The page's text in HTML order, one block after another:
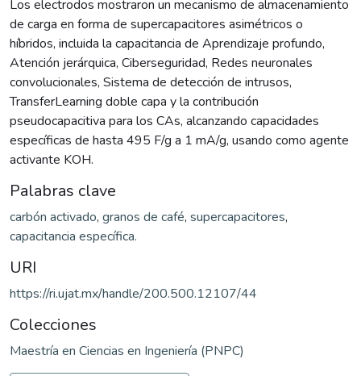
Los electrodos mostraron un mecanismo de almacenamiento
de carga en forma de supercapacitores asimétricos o
híbridos, incluida la capacitancia de Aprendizaje profundo,
Atención jerárquica, Ciberseguridad, Redes neuronales
convolucionales, Sistema de detección de intrusos,
TransferLearning doble capa y la contribución
pseudocapacitiva para los CAs, alcanzando capacidades
específicas de hasta 495 F/g a 1 mA/g, usando como agente
activante KOH.
Palabras clave
carbón activado, granos de café, supercapacitores,
capacitancia específica.
URI
https://ri.ujat.mx/handle/200.500.12107/44
Colecciones
Maestría en Ciencias en Ingeniería (PNPC)